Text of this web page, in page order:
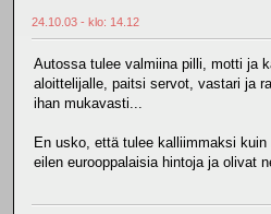
24.10.03 - klo: 14.12
Autossa tulee valmiina pilli, motti ja
aloittelijalle, paitsi servot, vastari ja
ihan mukavasti...
En usko, että tulee kalliimmaksi
eilen eurooppalaisia hintoja ja olivat